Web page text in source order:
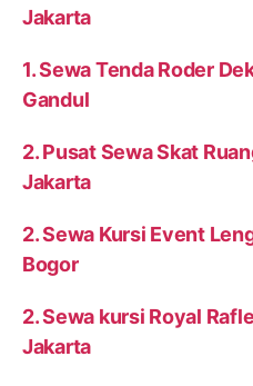
Jakarta
1. Sewa Tenda Roder
Gandul
2. Pusat Sewa Skat
Jakarta
2. Sewa Kursi Event
Bogor
2. Sewa kursi Royal
Jakarta